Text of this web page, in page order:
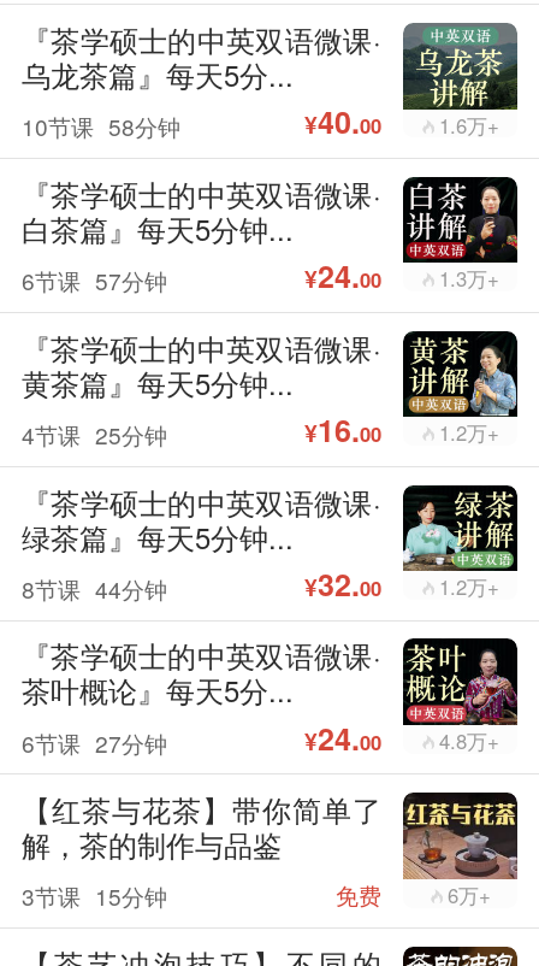
『茶学硕士的中英双语微课·
乌龙茶篇』每天5分...
10节课 58分钟 ¥40.00 1.6万+
『茶学硕士的中英双语微课·
白茶篇』每天5分钟...
6节课 57分钟 ¥24.00 1.3万+
『茶学硕士的中英双语微课·
黄茶篇』每天5分钟...
4节课 25分钟 ¥16.00 1.2万+
『茶学硕士的中英双语微课·
绿茶篇』每天5分钟...
8节课 44分钟 ¥32.00 1.2万+
『茶学硕士的中英双语微课·
茶叶概论』每天5分...
6节课 27分钟 ¥24.00 4.8万+
【红茶与花茶】带你简单了
解，茶的制作与品鉴
3节课 15分钟 免费 6万+